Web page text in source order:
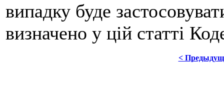
випадку буде
визначено у цій статті
<